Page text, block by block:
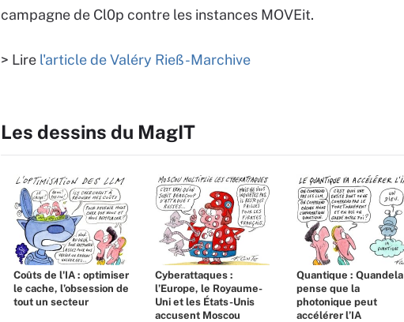
campagne de Cl0p contre les instances MOVEit.
> Lire l'article de Valéry Rieß-Marchive
Les dessins du MagIT
Coûts de l'IA : optimiser
le cache, l’obsession de
tout un secteur
Cyberattaques :
l’Europe, le Royaume-
Uni et les États-Unis
accusent Moscou
Quantique : Quandela
pense que la
photonique peut
accélérer l’IA